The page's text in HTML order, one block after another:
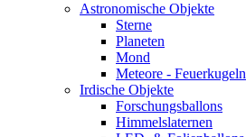
Astronomische Objekte
Sterne
Planeten
Mond
Meteore - Feuerkugeln
Irdische Objekte
Forschungsballons
Himmelslaternen